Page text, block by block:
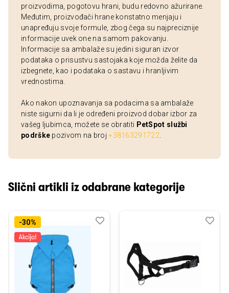
proizvodima, pogotovu hrani, budu redovno ažurirane.
Međutim, proizvođači hrane konstatno menjaju i
unapređuju svoje formule, zbog čega su najpreciznije
informacije uvek one na samom pakovanju.
Informacije sa ambalaže su jedini siguran izvor
podataka o prisustvu sastojaka koje možda želite da
izbegnete, kao i podataka o sastavu i hranljivim
vrednostima.
Ako nakon upoznavanja sa podacima sa ambalaže
niste sigurni da li je određeni proizvod dobar izbor za
vašeg ljubimca, možete se obratiti PetSpot službi
podrške pozivom na broj+38163291722
Slični artikli iz odabrane kategorije
-30%
Dodaj
Uporedi